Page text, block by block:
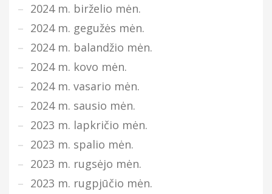
2024 m. birželio mėn.
2024 m. gegužės mėn.
2024 m. balandžio mėn.
2024 m. kovo mėn.
2024 m. vasario mėn.
2024 m. sausio mėn.
2023 m. lapkričio mėn.
2023 m. spalio mėn.
2023 m. rugsėjo mėn.
2023 m. rugpjūčio mėn.